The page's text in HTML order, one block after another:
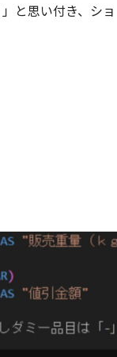
」と思い付き、ショ